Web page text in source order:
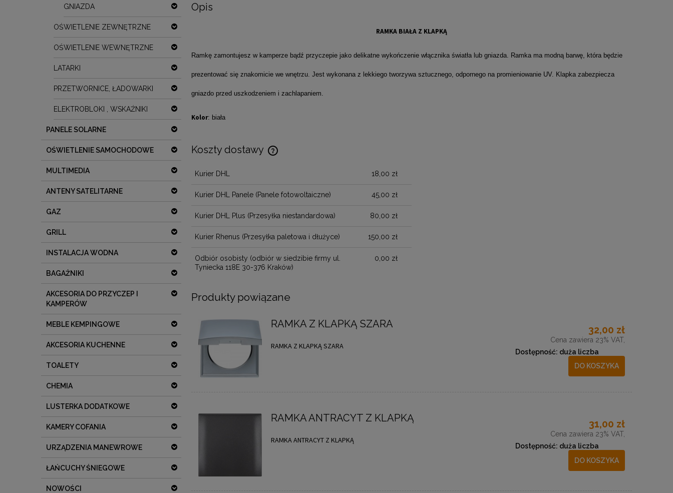
GNIAZDA
OŚWIETLENIE ZEWNĘTRZNE
OŚWIETLENIE WEWNĘTRZNE
LATARKI
PRZETWORNICE, ŁADOWARKI
ELEKTROBLOKI , WSKAŹNIKI
PANELE SOLARNE
OŚWIETLENIE SAMOCHODOWE
MULTIMEDIA
ANTENY SATELITARNE
GAZ
GRILL
INSTALACJA WODNA
BAGAŻNIKI
AKCESORIA DO PRZYCZEP I
KAMPERÓW
MEBLE KEMPINGOWE
AKCESORIA KUCHENNE
TOALETY
CHEMIA
LUSTERKA DODATKOWE
KAMERY COFANIA
URZĄDZENIA MANEWROWE
ŁAŃCUCHY ŚNIEGOWE
NOWOŚCI
Opis
RAMKA BIAŁA Z KLAPKĄ
Ramkę zamontujesz w kamperze bądź przyczepie jako delikatne wykończenie włącznika światła lub gniazda. Ramka ma modną barwę, która będzie
prezentować się znakomicie we wnętrzu. Jest wykonana z lekkiego tworzywa sztucznego, odpornego na promieniowanie UV. Klapka zabezpiecza
gniazdo przed uszkodzeniem i zachlapaniem.
Kolor: biała
Koszty dostawy
Cena nie zawiera ewentualnych kosztów
Kurier DHL 18,00 zł
Kurier DHL Panele (Panele fotowoltaiczne) 45,00 zł
Kurier DHL Plus (Przesyłka niestandardowa) 80,00 zł
Kurier Rhenus (Przesyłka paletowa i dłużyce) 150,00 zł
Odbiór osobisty (odbiór w siedzibie firmy ul.
Tyniecka 118E 30-376 Kraków)
0,00 zł
Produkty powiązane
RAMKA Z KLAPKĄ SZARA
RAMKA Z KLAPKĄ SZARA
32,00 zł
Cena zawiera 23% VAT,
Dostępność: duża liczba
DO KOSZYKA
RAMKA ANTRACYT Z KLAPKĄ
RAMKA ANTRACYT Z KLAPKĄ
31,00 zł
Cena zawiera 23% VAT,
Dostępność: duża liczba
DO KOSZYKA